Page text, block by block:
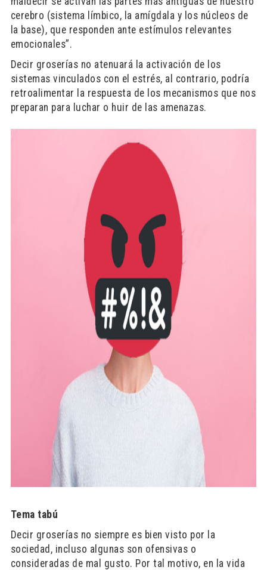
cerebro (sistema límbico, la amígdala y los núcleos de
la base), que responden ante estímulos relevantes
emocionales”.
Decir groserías no atenuará la activación de los
sistemas vinculados con el estrés, al contrario, podría
retroalimentar la respuesta de los mecanismos que nos
preparan para luchar o huir de las amenazas.
Tema tabú
Decir groserías no siempre es bien visto por la
sociedad, incluso algunas son ofensivas o
consideradas de mal gusto. Por tal motivo, en la vida